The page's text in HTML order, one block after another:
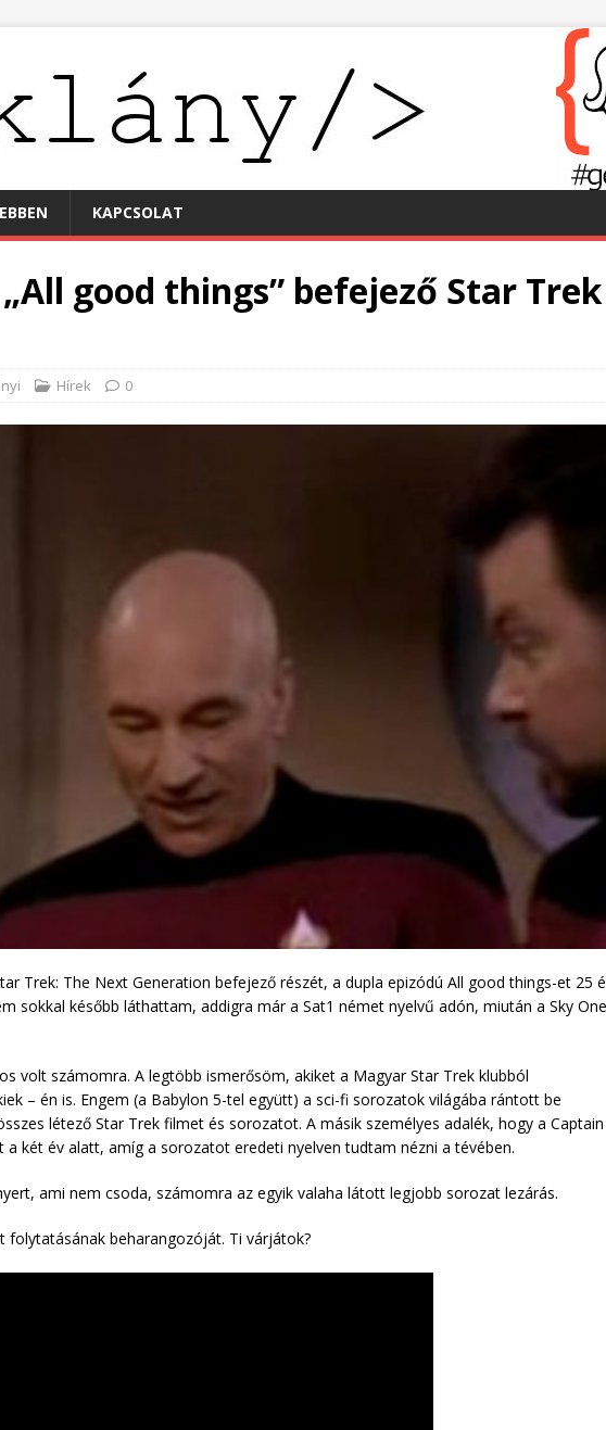
KAPCSOLAT
good things” befejező Star Trek
Hírek 0
Trek: The Next Generation befejező részét, a dupla epizódú All good things-et 25
sokkal később láthattam, addigra már a Sat1 német nyelvű adón, miután a Sky One
volt számomra. A legtöbb ismerősöm, akiket a Magyar Star Trek klubból
– én is. Engem (a Babylon 5-tel együtt) a sci-fi sorozatok világába rántott be
létező Star Trek filmet és sorozatot. A másik személyes adalék, hogy a Captain
a két év alatt, amíg a sorozatot eredeti nyelven tudtam nézni a tévében.
ami nem csoda, számomra az egyik valaha látott legjobb sorozat lezárás.
folytatásának beharangozóját. Ti várjátok?